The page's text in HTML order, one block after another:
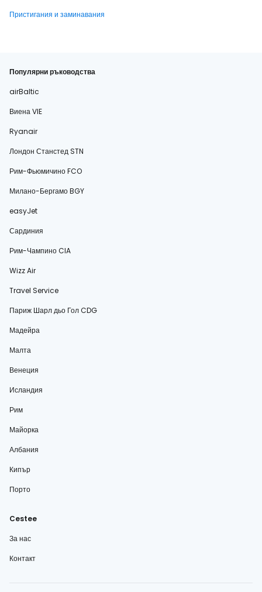
Пристигания и заминавания
Популярни ръководства
airBaltic
Виена VIE
Ryanair
Лондон Станстед STN
Рим-Фьюмичино FCO
Милано-Бергамо BGY
easyJet
Сардиния
Рим-Чампино CIA
Wizz Air
Travel Service
Париж Шарл дьо Гол CDG
Мадейра
Малта
Венеция
Исландия
Рим
Майорка
Албания
Кипър
Порто
Cestee
За нас
Контакт